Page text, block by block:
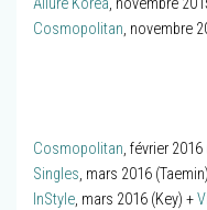
Allure Korea, novembre
Cosmopolitan, novembre
Cosmopolitan, février
Singles, mars 2016 (Taemin)
InStyle, mars 2016 (Key) +